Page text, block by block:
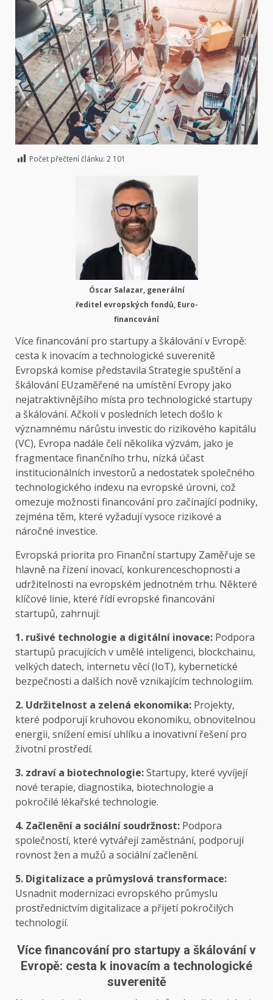
Počet přečtení článku: 2 101
Óscar Salazar, generální
ředitel evropských fondů, Euro-
financování
Více financování pro startupy a škálování v Evropě:
cesta k inovacím a technologické suverenitě
Evropská komise představila Strategie spuštění a
škálování EUzaměřené na umístění Evropy jako
nejatraktivnějšího místa pro technologické startupy
a škálování. Ačkoli v posledních letech došlo k
významnému nárůstu investic do rizikového kapitálu
(VC), Evropa nadále čelí několika výzvám, jako je
fragmentace finančního trhu, nízká účast
institucionálních investorů a nedostatek společného
technologického indexu na evropské úrovni, což
omezuje možnosti financování pro začínající podniky,
zejména těm, které vyžadují vysoce rizikové a
náročné investice.
Evropská priorita pro Finanční startupy Zaměřuje se
hlavně na řízení inovací, konkurenceschopnosti a
udržitelnosti na evropském jednotném trhu. Některé
klíčové linie, které řídí evropské financování
startupů, zahrnují:
1. rušivé technologie a digitální inovace: Podpora
startupů pracujících v umělé inteligenci, blockchainu,
velkých datech, internetu věcí (IoT), kybernetické
bezpečnosti a dalších nově vznikajícím technologiím.
2. Udržitelnost a zelená ekonomika: Projekty,
které podporují kruhovou ekonomiku, obnovitelnou
energii, snížení emisí uhlíku a inovativní řešení pro
životní prostředí.
3. zdraví a biotechnologie:Startupy, které vyvíjejí
nové terapie, diagnostika, biotechnologie a
pokročilé lékařské technologie.
4. Začlenění a sociální soudržnost: Podpora
společností, které vytvářejí zaměstnání, podporují
rovnost žen a mužů a sociální začlenění.
5. Digitalizace a průmyslová transformace:
Usnadnit modernizaci evropského průmyslu
prostřednictvím digitalizace a přijetí pokročilých
technologií.
Více financování pro startupy a škálování v
Evropě: cesta k inovacím a technologické
suverenitě